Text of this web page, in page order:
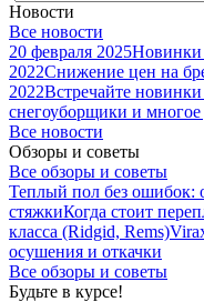
Новости
Все новости
20 февраля 2025Новинки
2022Снижение цен на
2022Встречайте
снегоуборщики и многое
Все новости
Обзоры и советы
Все обзоры и советы
Теплый пол без ошибок:
стяжкиКогда стоит
класса (Ridgid, Rems)
осушения и откачки
Все обзоры и советы
Будьте в курсе!